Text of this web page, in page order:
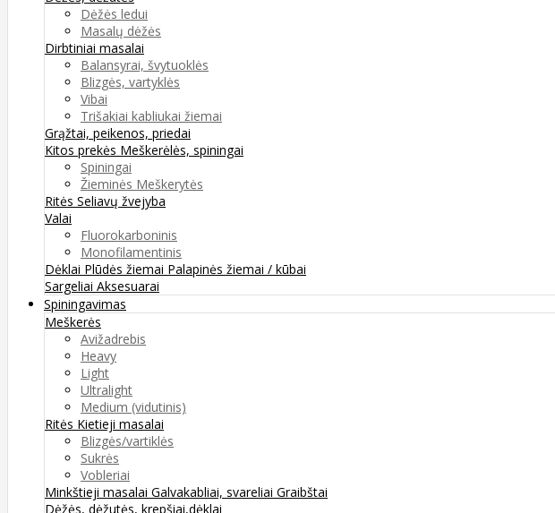
Dėžės ledui
Masalų dėžės
Dirbtiniai masalai
Balansyrai, švytuoklės
Blizgės, vartyklės
Vibai
Trišakiai kabliukai žiemai
Grąžtai, peikenos, priedai
Kitos prekės Meškerėlės, spiningai
Spiningai
Žieminės Meškerytės
Ritės Seliavų žvejyba
Valai
Fluorokarboninis
Monofilamentinis
Dėklai Plūdės žiemai Palapinės žiemai / kūbai
Sargeliai Aksesuarai
Spiningavimas
Meškerės
Avižadrebis
Heavy
Light
Ultralight
Medium (vidutinis)
Ritės Kietieji masalai
Blizgės/vartiklės
Sukrės
Vobleriai
Minkštieji masalai Galvakabliai, svareliai Graibštai
Dėžės, dėžutės, krepšiai,dėklai